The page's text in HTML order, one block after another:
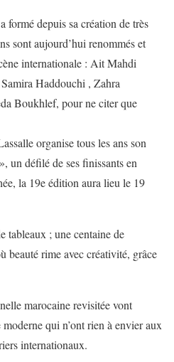
formé depuis sa création de très
sont aujourd’hui renommés et
internationale : Ait Mahdi
Haddouchi , Zahra
Boukhlef, pour ne citer que
organise tous les ans son
un défilé de ses finissants en
la 19e édition aura lieu le 19
tableaux ; une centaine de
beauté rime avec créativité, grâce
marocaine revisitée vont
qui n’ont rien à envier aux
internationaux.